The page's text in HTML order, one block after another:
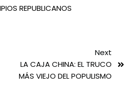
REPUBLICANOS
Next
LA CAJA CHINA: EL TRUCO
MÁS VIEJO DEL POPULISMO